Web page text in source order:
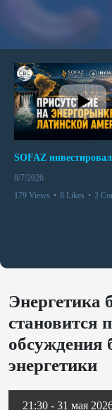
8/7/2026
179 Views • 8 Likes • 2
Энергетика
становится
обсуждения
энергетики
21:30 - 31 мая